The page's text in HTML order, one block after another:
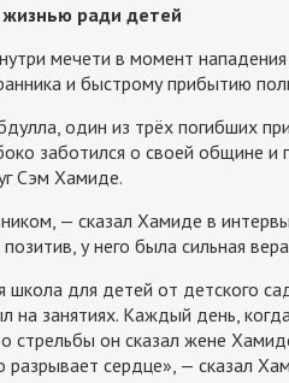
ради детей
мечети в момент
и быстрому прибытию
один из трёх погибших
заботился о своей общине
Сэм Хамиде.
— сказал Хамиде в
позитив, у него была сильная
для детей от детского
на занятиях. Каждый день,
стрельбы он сказал жене
разрывает сердце», — сказал